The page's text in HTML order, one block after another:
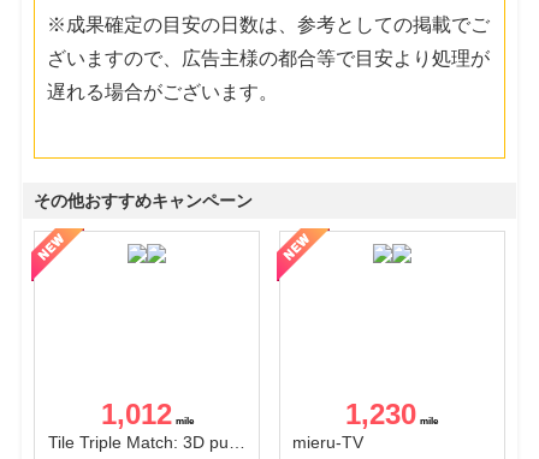
※成果確定の目安の日数は、参考としての掲載でご
ざいますので、広告主様の都合等で目安より処理が
遅れる場合がございます。
その他おすすめキャンペーン
1,012
Tile Triple Match: 3D puzzle
1,230
mieru-TV